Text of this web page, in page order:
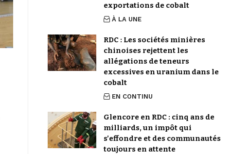
exportations de cobalt
À LA UNE
RDC : Les sociétés minières
chinoises rejettent les
allégations de teneurs
excessives en uranium dans le
cobalt
EN CONTINU
Glencore en RDC : cinq ans de
milliards, un impôt qui
s’effondre et des communautés
toujours en attente